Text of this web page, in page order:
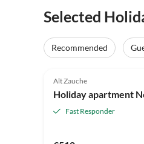
Selected
Recommended
Alt Zauche
Fast Responder